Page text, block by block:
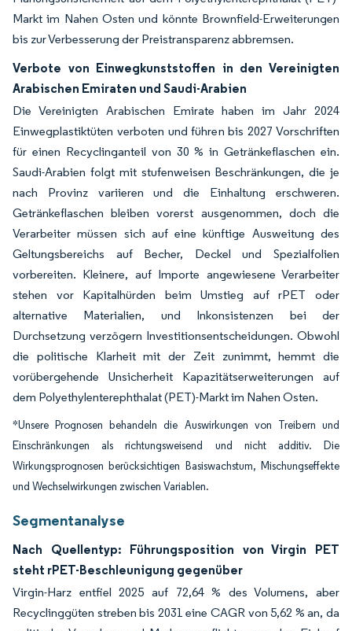
Markt im Nahen Osten und könnte Brownfield-Erweiterungen
bis zur Verbesserung der Preistransparenz abbremsen.
Verbote von Einwegkunststoffen in den Vereinigten
Arabischen Emiraten und Saudi-Arabien
Die Vereinigten Arabischen Emirate haben im Jahr 2024
Einwegplastiktüten verboten und führen bis 2027 Vorschriften
für einen Recyclinganteil von 30 % in Getränkeflaschen ein.
Saudi-Arabien folgt mit stufenweisen Beschränkungen, die je
nach Provinz variieren und die Einhaltung erschweren.
Getränkeflaschen bleiben vorerst ausgenommen, doch die
Verarbeiter müssen sich auf eine künftige Ausweitung des
Geltungsbereichs auf Becher, Deckel und Spezialfolien
vorbereiten. Kleinere, auf Importe angewiesene Verarbeiter
stehen vor Kapitalhürden beim Umstieg auf rPET oder
alternative Materialien, und Inkonsistenzen bei der
Durchsetzung verzögern Investitionsentscheidungen. Obwohl
die politische Klarheit mit der Zeit zunimmt, hemmt die
vorübergehende Unsicherheit Kapazitätserweiterungen auf
dem Polyethylenterephthalat (PET)-Markt im Nahen Osten.
*Unsere Prognosen behandeln die Auswirkungen von Treibern und
Einschränkungen als richtungsweisend und nicht additiv. Die
Wirkungsprognosen berücksichtigen Basiswachstum, Mischungseffekte
und Wechselwirkungen zwischen Variablen.
Segmentanalyse
Nach Quellentyp: Führungsposition von Virgin PET
steht rPET-Beschleunigung gegenüber
Virgin-Harz entfiel 2025 auf 72,64 % des Volumens, aber
Recyclinggüten streben bis 2031 eine CAGR von 5,62 % an, da